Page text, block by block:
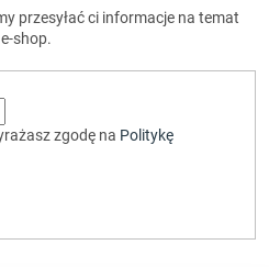
przesyłać ci informacje na temat
shop.
zgodę na Politykę